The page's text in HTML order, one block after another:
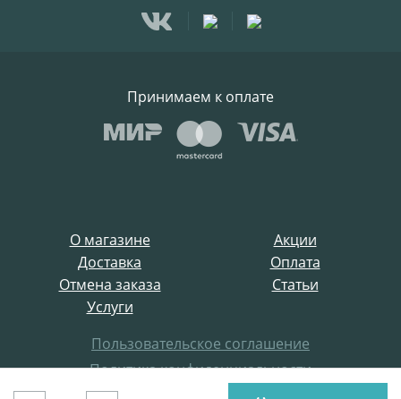
О магазине
Акции
Доставка
Оплата
Отмена заказа
Статьи
Услуги
Пользовательское соглашение
Политика конфиденциальности
Принимаем к оплате